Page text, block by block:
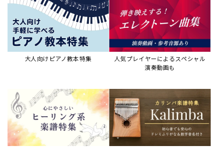
大人向けピアノ教本特集
人気プレイヤーによるスペシャル
演奏動画も